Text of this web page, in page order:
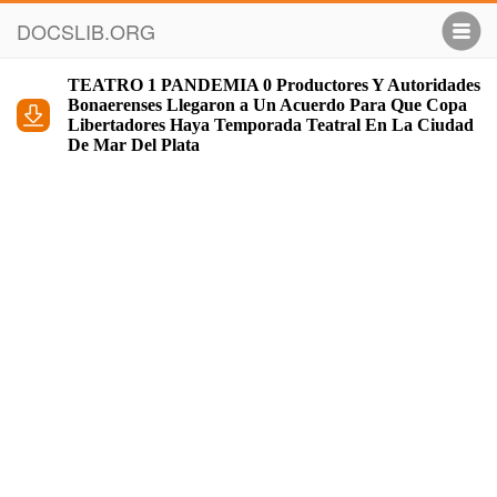
DOCSLIB.ORG
TEATRO 1 PANDEMIA 0 Productores Y Autoridades
Bonaerenses Llegaron a Un Acuerdo Para Que Copa
Libertadores Haya Temporada Teatral En La Ciudad
De Mar Del Plata